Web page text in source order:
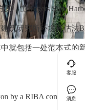
，由Rogers Stirk
筑研究所环境评估法
就包括一处范本式的
by a RIBA competition
客服
消息